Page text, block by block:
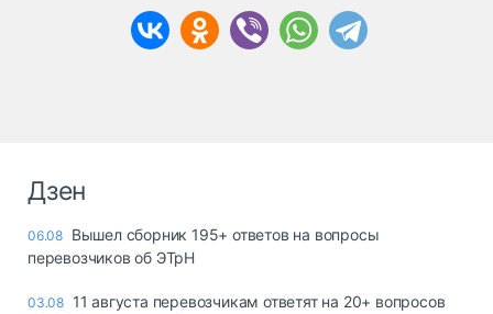
Дзен
06.08 Вышел сборник 195+ ответов на вопросы
перевозчиков об ЭТрН
03.08 11 августа перевозчикам ответят на 20+ вопросов